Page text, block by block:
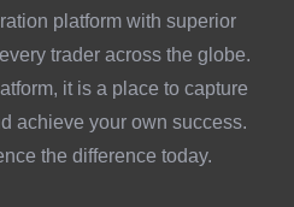
platform with superior
trader across the globe.
it is a place to capture
achieve your own success.
the difference today.